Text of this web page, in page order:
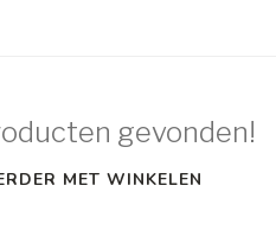
gevonden!
MET WINKELEN